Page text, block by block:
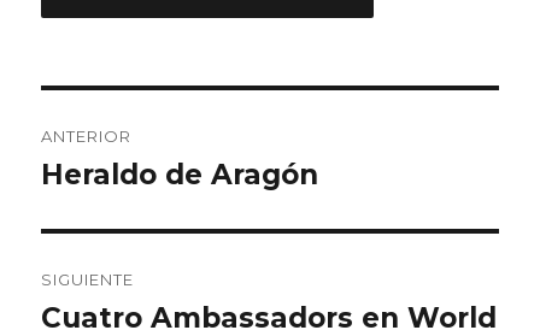
de
ANTERIOR
Entrada
Heraldo de Aragón
SIGUIENTE
Entrada
Cuatro Ambassadors en World